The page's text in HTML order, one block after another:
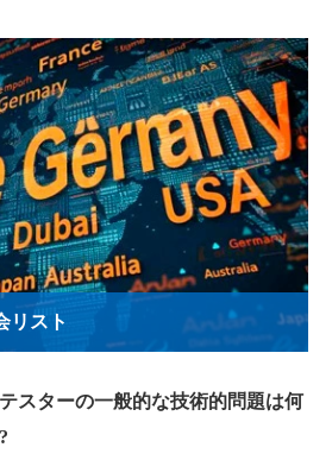
リスト
スターの一般的な技術的問題は何